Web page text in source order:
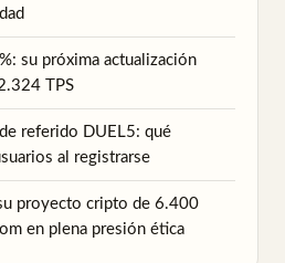
su próxima actualización
TPS
referido DUEL5: qué
al registrarse
proyecto cripto de 6.400
en plena presión ética